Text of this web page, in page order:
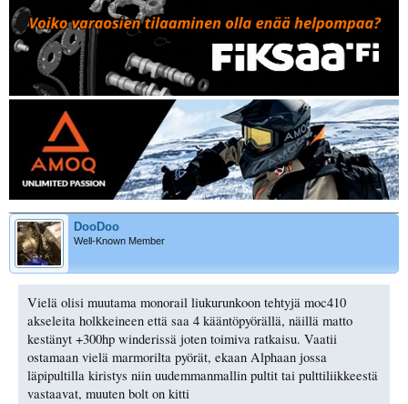
DooDoo
Well-Known Member
Vielä olisi muutama monorail liukurunkoon tehtyjä moc410
akseleita holkkeineen että saa 4 kääntöpyörällä, näillä matto
kestänyt +300hp winderissä joten toimiva ratkaisu. Vaatii
ostamaan vielä marmorilta pyörät, ekaan Alphaan jossa
läpipultilla kiristys niin uudemmanmallin pultit tai pulttiliikkeestä
vastaavat, muuten bolt on kitti